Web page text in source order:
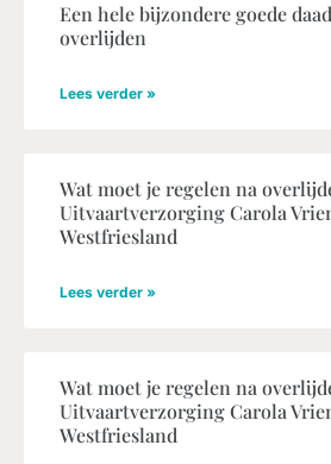
Een hele bijzondere goede
overlijden
Lees verder »
Wat moet je regelen na
Uitvaartverzorging Carola
Westfriesland
Lees verder »
Wat moet je regelen na
Uitvaartverzorging Carola
Westfriesland